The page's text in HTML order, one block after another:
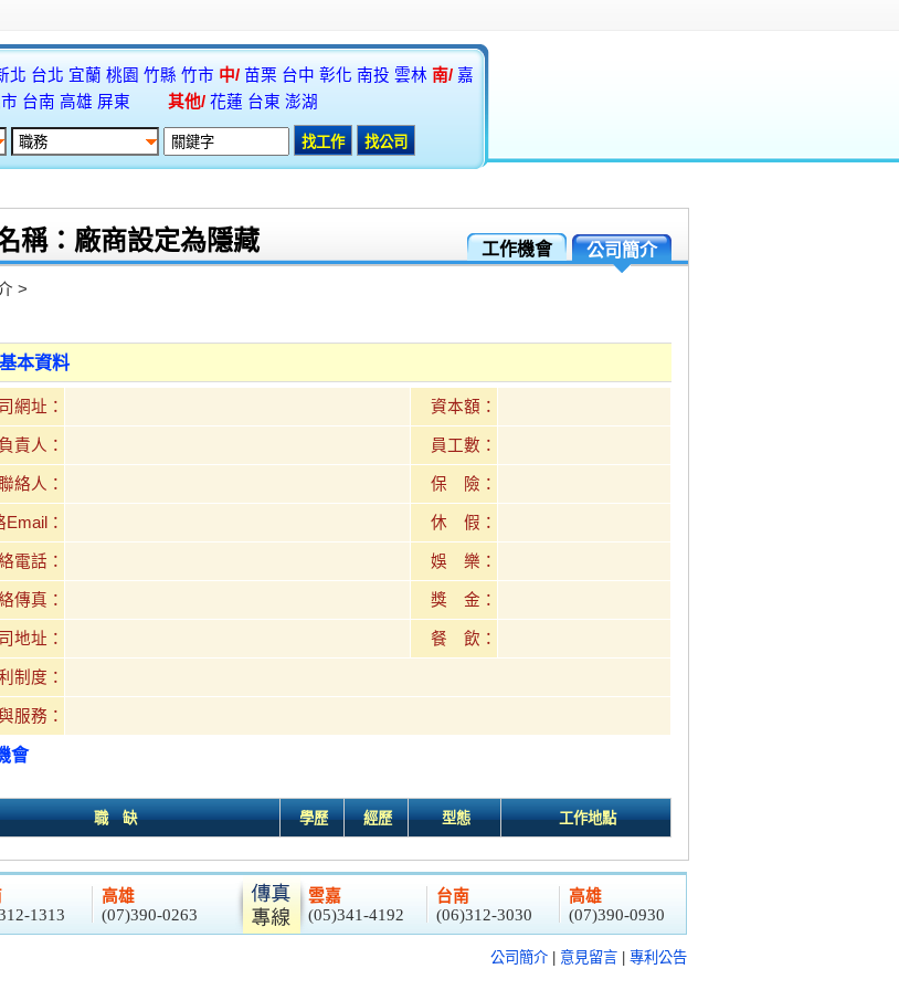
北 台北 宜蘭 桃園 竹縣 竹市 中/ 苗栗 台中 彰化 南投 雲林 南/ 嘉
台南 高雄 屏東 其他/ 花蓮 台東 澎湖
稱：廠商設定為隱藏 工作機會 公司簡介
>
本資料
網址： 資本額：
負責人： 員工數：
聯絡人： 保 險：
Email： 休 假：
電話： 娛 樂：
傳真： 獎 金：
地址： 餐 飲：
制度：
服務：
會
職 缺 學歷 經歷 型態 工作地點
1313
高雄
(07)390-0263
雲嘉
(05)341-4192
台南
(06)312-3030
高雄
(07)390-0930
公司簡介 意見留言 專利公告